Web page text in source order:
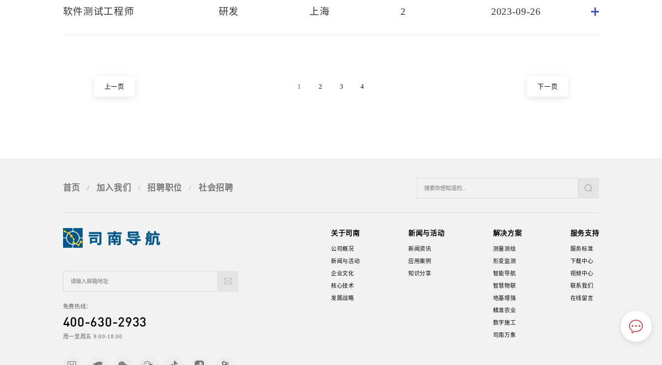
软件测试工程师 研发 上海 2 2023-09-26
上一页 1 2 3 4 下一页
首页 / 加入我们 / 招聘职位 / 社会招聘
免费热线：
400-630-2933
周一至周五 9:00-18:00
关于司南
公司概况
新闻与活动
企业文化
核心技术
发展战略
新闻与活动
新闻资讯
应用案例
知识分享
解决方案
测量测绘
形变监测
智能导航
智慧物联
地基增强
精准农业
数字施工
司南万象
服务支持
服务标准
下载中心
视频中心
联系我们
在线留言